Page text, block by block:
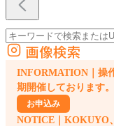
外部サイトの商品をカート
他のサイトで見つけた商品ページ
画像検索
INFORMATION｜操
期開催しております。
お申込み
NOTICE｜KOKUYO